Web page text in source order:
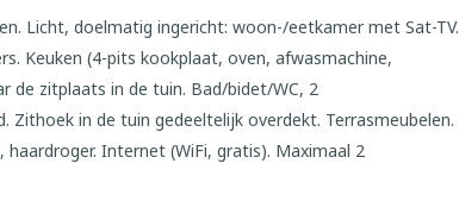
Licht, doelmatig ingericht: woon-/eetkamer met Sat-TV.
Keuken (4-pits kookplaat, oven, afwasmachine,
de zitplaats in de tuin. Bad/bidet/WC, 2
Zithoek in de tuin gedeeltelijk overdekt. Terrasmeubelen.
Internet (WiFi, gratis). Maximaal 2